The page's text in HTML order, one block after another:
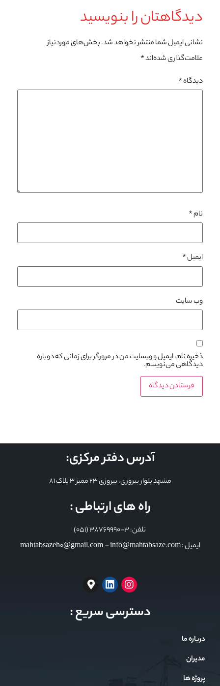
دیدگاهتان را بنویسید
نشانی ایمیل شما منتشر نخواهد شد.بخش‌های موردنیاز
علامت‌گذاری شده‌اند*
دیدگاه*
نام*
ایمیل*
وب‌ سایت
ذخیره نام، ایمیل و وبسایت من در مرورگر برای زمانی که دوباره
دیدگاهی می‌نویسم.
آدرس دفتر مرکزی:
مشهد بلوار پیروزی، پیروزی 23 ممیز 3 پلاک 81
راه های ارتباطی :
تلفن: 3-38769990 (051)
ایمیل : mahtabsazeh0@gmail.com – info@mahtabsaze.com
دسترسی سریع :
درباره ما
مدیران
پروژه ها